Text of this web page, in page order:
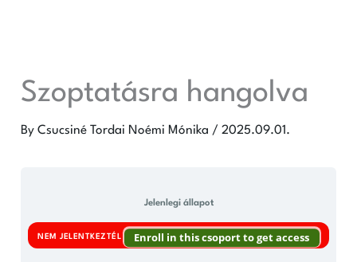
Szoptatásra hangolva
ByCsucsiné Tordai Noémi Mónika /2025.09.01.
Jelenlegi állapot
NEM JELENTKEZTÉL Enroll in this csoport to get access